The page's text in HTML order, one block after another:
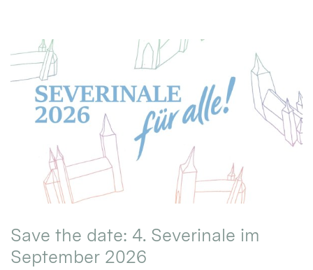
Save the date: 4. Severinale im
September 2026